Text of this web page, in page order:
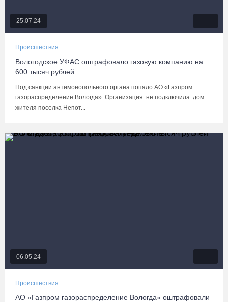
25.07.24
Происшествия
Вологодское УФАС оштрафовало газовую компанию на
600 тысяч рублей
Под санкции антимонопольного органа попало АО «Газпром
газораспределение Вологда». Организация не подключила дом
жителя поселка Непот...
06.05.24
Происшествия
АО «Газпром газораспределение Вологда» оштрафовали